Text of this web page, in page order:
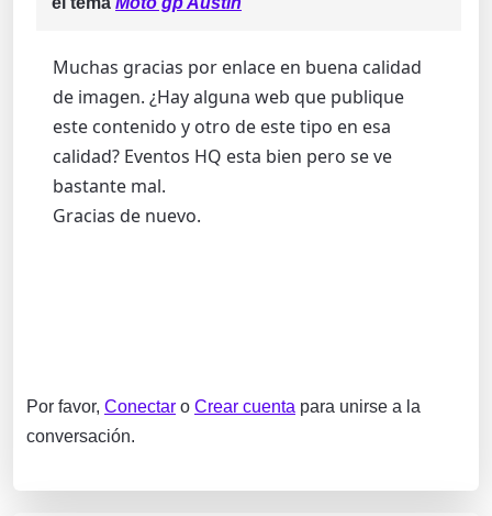
Muchas gracias por enlace en buena calidad
de imagen. ¿Hay alguna web que publique
este contenido y otro de este tipo en esa
calidad? Eventos HQ esta bien pero se ve
bastante mal.
Gracias de nuevo.
Por favor, Conectar o Crear cuenta para unirse a la
conversación.